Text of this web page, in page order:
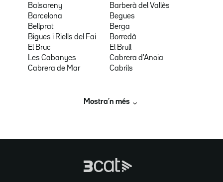
Balsareny
Barberà del Vallès
Barcelona
Begues
Bellprat
Berga
Bigues i Riells del Fai
Borredà
El Bruc
El Brull
Les Cabanyes
Cabrera d'Anoia
Cabrera de Mar
Cabrils
Mostra’n més